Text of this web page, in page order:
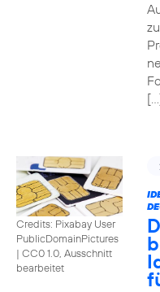
Credits: Pixabay User
PublicDomainPictures
| CC0 1.0, Ausschnitt
bearbeitet